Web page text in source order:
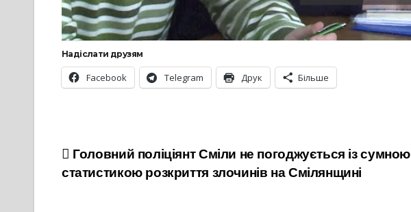
Надіслати друзям
Facebook Telegram Друк Більше
Навігація
Головний поліціянт Сміли не погоджується із сумною
статистикою розкриття злочинів на Смілянщині